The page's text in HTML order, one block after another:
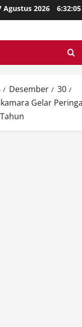
Agustus 2026
Desember
30
Gelar